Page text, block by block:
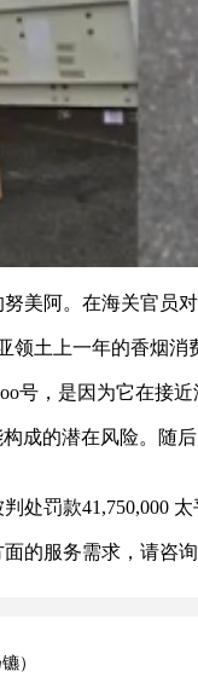
阿。在海关官员对
上一年的香烟消
，是因为它在接近
的潜在风险。随
款41,750,000 太
服务需求，请咨询
）